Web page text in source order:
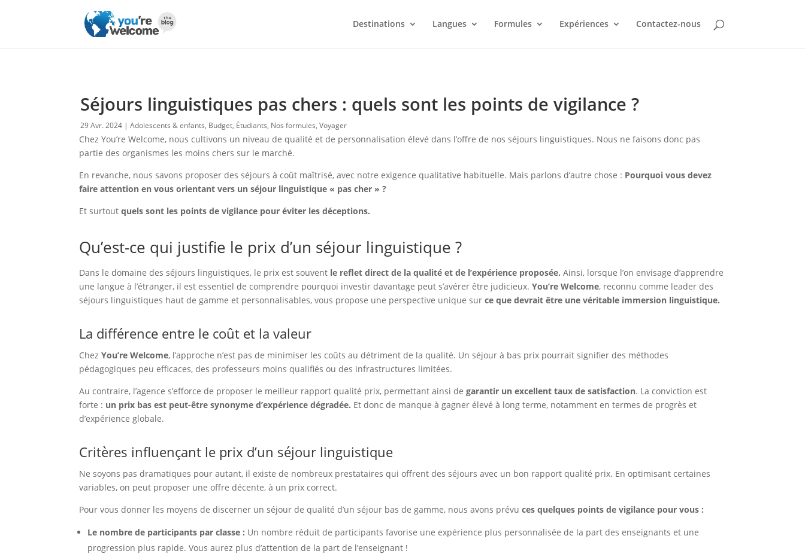
Destinations Langues Formules Expériences Contactez-nous
Séjours linguistiques pas chers : quels sont les points de vigilance ?
29 Avr. 2024 Adolescents & enfants, Budget, Étudiants, Nos formules,Voyager
Chez You’re Welcome, nous cultivons un niveau de qualité et de personnalisation élevé dans l’offre de nos séjours linguistiques. Nous ne faisons donc pas
partie des organismes les moins chers sur le marché.
En revanche, nous savons proposer des séjours à coût maîtrisé, avec notre exigence qualitative habituelle. Mais parlons d’autre chose : Pourquoi vous devez
faire attention en vous orientant vers un séjour linguistique « pas cher » ?
Et surtout quels sont les points de vigilance pour éviter les déceptions.
Qu’est-ce qui justifie le prix d’un séjour linguistique ?
Dans le domaine des séjours linguistiques, le prix est souvent le reflet direct de la qualité et de l’expérience proposée. Ainsi, lorsque l’on envisage d’apprendre
une langue à l’étranger, il est essentiel de comprendre pourquoi investir davantage peut s’avérer être judicieux. You’re Welcome, reconnu comme leader des
séjours linguistiques haut de gamme et personnalisables, vous propose une perspective unique sur ce que devrait être une véritable immersion linguistique.
La différence entre le coût et la valeur
Chez You’re Welcome, l’approche n’est pas de minimiser les coûts au détriment de la qualité. Un séjour à bas prix pourrait signifier des méthodes
pédagogiques peu efficaces, des professeurs moins qualifiés ou des infrastructures limitées.
Au contraire, l’agence s’efforce de proposer le meilleur rapport qualité prix, permettant ainsi de garantir un excellent taux de satisfaction. La conviction est
forte : un prix bas est peut-être synonyme d’expérience dégradée. Et donc de manque à gagner élevé à long terme, notamment en termes de progrès et
d’expérience globale.
Critères influençant le prix d’un séjour linguistique
Ne soyons pas dramatiques pour autant, il existe de nombreux prestataires qui offrent des séjours avec un bon rapport qualité prix. En optimisant certaines
variables, on peut proposer une offre décente, à un prix correct.
Pour vous donner les moyens de discerner un séjour de qualité d’un séjour bas de gamme, nous avons prévu ces quelques points de vigilance pour vous :
Le nombre de participants par classe : Un nombre réduit de participants favorise une expérience plus personnalisée de la part des enseignants et une
progression plus rapide. Vous aurez plus d’attention de la part de l’enseignant !